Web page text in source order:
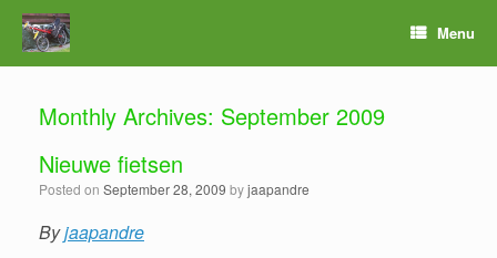
Menu
Monthly Archives: September 2009
Nieuwe fietsen
Posted on September 28, 2009 byjaapandre
Byjaapandre